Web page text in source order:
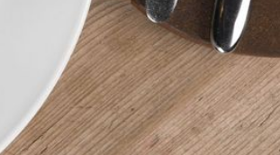
Turystyczne